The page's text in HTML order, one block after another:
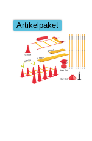
Artikelpaket